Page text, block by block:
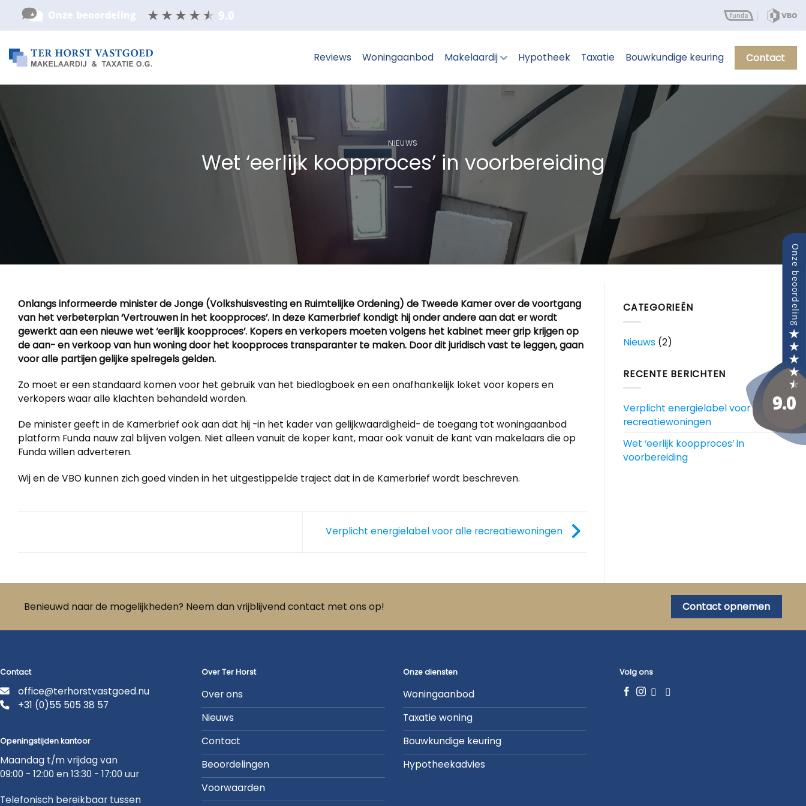
inhoud
Reviews
Woningaanbod Makelaardij Hypotheek Taxatie Bouwkundige keuring Contact
NIEUWS
Wet ‘eerlijk koopproces’ in voorbereiding
Onlangs informeerde minister de Jonge (Volkshuisvesting en Ruimtelijke Ordening) de Tweede Kamer over de voortgang
van het verbeterplan ‘Vertrouwen in het koopproces’. In deze Kamerbrief kondigt hij onder andere aan dat er wordt
gewerkt aan een nieuwe wet ‘eerlijk koopproces’. Kopers en verkopers moeten volgens het kabinet meer grip krijgen op
de aan- en verkoop van hun woning door het koopproces transparanter te maken. Door dit juridisch vast te leggen, gaan
voor alle partijen gelijke spelregels gelden.
Zo moet er een standaard komen voor het gebruik van het biedlogboek en een onafhankelijk loket voor kopers en
verkopers waar alle klachten behandeld worden.
De minister geeft in de Kamerbrief ook aan dat hij -in het kader van gelijkwaardigheid- de toegang tot woningaanbod
platform Funda nauw zal blijven volgen. Niet alleen vanuit de koper kant, maar ook vanuit de kant van makelaars die op
Funda willen adverteren.
Wij en de VBO kunnen zich goed vinden in het uitgestippelde traject dat in de Kamerbrief wordt beschreven.
Verplicht energielabel voor alle recreatiewoningen
CATEGORIEËN
Nieuws (2)
RECENTE BERICHTEN
Verplicht energielabel voor alle
recreatiewoningen
Wet ‘eerlijk koopproces’ in
voorbereiding
Benieuwd naar de mogelijkheden? Neem dan vrijblijvend contact met ons op! Contact opnemen
Contact
office@terhorstvastgoed.nu
+31 (0)55 505 38 57
Openingstijden kantoor
Maandag t/m vrijdag van
09:00 - 12:00 en 13:30 - 17:00 uur
Telefonisch bereikbaar tussen
Over Ter Horst
Over ons
Nieuws
Contact
Beoordelingen
Voorwaarden
Onze diensten
Woningaanbod
Taxatie woning
Bouwkundige keuring
Hypotheekadvies
Volg ons